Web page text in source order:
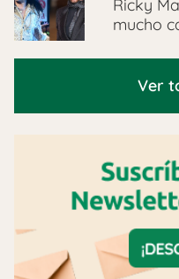
Ricky
mucho
Ver